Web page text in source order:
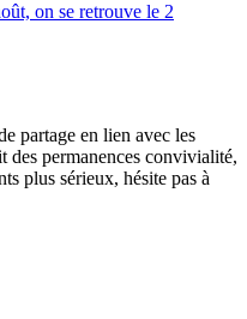
on se retrouve le 2
partage en lien avec les
permanences convivialité,
plus sérieux, hésite pas à